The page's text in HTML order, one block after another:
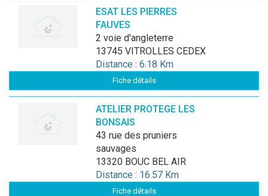
ESAT LES PIERRES
FAUVES
2 voie d'angleterre
13745 VITROLLES CEDEX
Distance : 6.18 Km
Fiche détails
ATELIER PROTEGE LES
BONSAIS
43 rue des pruniers
sauvages
13320 BOUC BEL AIR
Distance : 16.57 Km
Fiche détails